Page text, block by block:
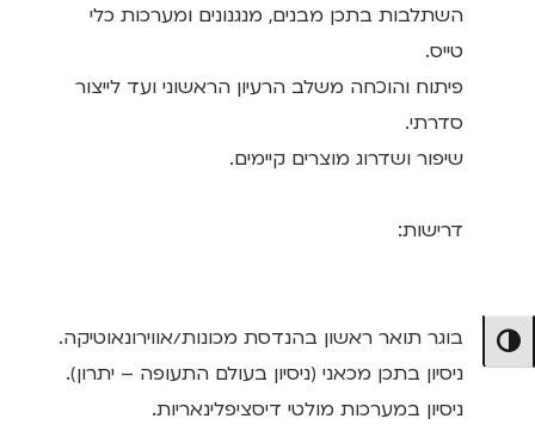
מתג ניגודיות גבוהה
השתלבות בתכן מבנים, מנגנונים ומערכות כלי
טייס.
פיתוח והוכחה משלב הרעיון הראשוני ועד לייצור
סדרתי.
שיפור ושדרוג מוצרים קיימים.
דרישות:
בוגר תואר ראשון בהנדסת מכונות/אווירונאוטיקה.
ניסיון בתכן מכאני (ניסיון בעולם התעופה – יתרון).
ניסיון במערכות מולטי דיסציפלינאריות.